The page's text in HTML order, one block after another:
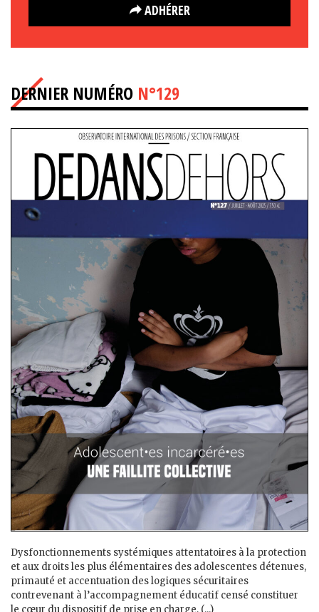
ADHÉRER
DERNIER NUMÉRO N°129
Dysfonctionnements systémiques attentatoires à la protection
et aux droits les plus élémentaires des adolescent·es détenu·es,
primauté et accentuation des logiques sécuritaires
contrevenant à l’accompagnement éducatif censé constituer
le cœur du dispositif de prise en charge, (...)